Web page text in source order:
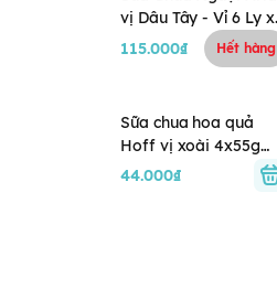
vị Dâu Tây - Vỉ 6 Ly x
100g (1Y+)
115.000₫ Hết hàng
Sữa chua hoa quả
Hoff vị xoài 4x55g
(6M+)
44.000₫